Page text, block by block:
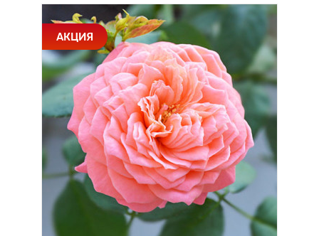
АКЦИЯ